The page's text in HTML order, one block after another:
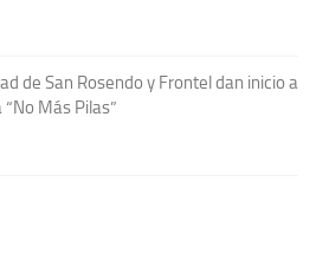
de San Rosendo y Frontel dan inicio a
Más Pilas”